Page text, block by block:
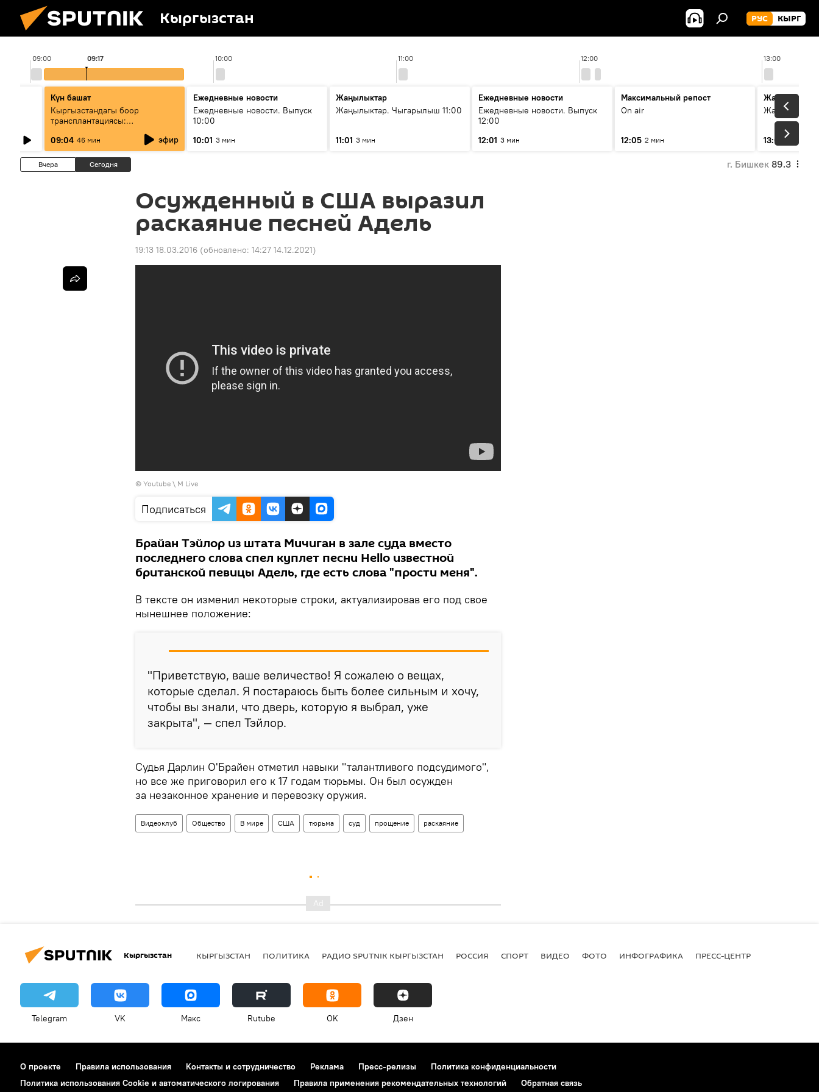
Кыргызстан РУС КЫРГ
09:00 10:00 11:00 12:00 13:00
09:17
Күн башат
Кыргызстандагы боор
трансплантациясы:
жетишкендиктер жана өнүгүү
келечеги
09:04 46 мин эфир
Ежедневные новости
Ежедневные новости. Выпуск
10:00
10:01 3 мин
Жаңылыктар
Жаңылыктар. Чыгарылыш 11:00
11:01 3 мин
Ежедневные новости
Ежедневные новости. Выпуск
12:00
12:01 3 мин
Максимальный репост
On air
12:05 2 мин
Жаңылыктар
13:01 3 мин
Вчера Сегодня г. Бишкек 89.3
Осужденный в США выразил
раскаяние песней Адель
19:13 18.03.2016 (обновлено: 14:27 14.12.2021)
© Youtube \ M Live
Подписаться
Брайан Тэйлор из штата Мичиган в зале суда вместо
последнего слова спел куплет песни Hello известной
британской певицы Адель, где есть слова "прости меня".
В тексте он изменил некоторые строки, актуализировав его под свое
нынешнее положение:
"Приветствую, ваше величество! Я сожалею о вещах,
которые сделал. Я постараюсь быть более сильным и хочу,
чтобы вы знали, что дверь, которую я выбрал, уже
закрыта", — спел Тэйлор.
Судья Дарлин О'Брайен отметил навыки "талантливого подсудимого",
но все же приговорил его к 17 годам тюрьмы. Он был осужден
за незаконное хранение и перевозку оружия.
Видеоклуб Общество В мире США тюрьма суд прощение раскаяние
Кыргызстан КЫРГЫЗСТАН ПОЛИТИКА РАДИО SPUTNIK КЫРГЫЗСТАН РОССИЯ СПОРТ ВИДЕО ФОТО ИНФОГРАФИКА ПРЕСС-ЦЕНТР
Telegram VK Макс Rutube OK Дзен
О проекте Правила использования Контакты и сотрудничество Реклама Пресс-релизы
Политика конфиденциальности
Политика использования Cookie и автоматического логирования
Правила применения рекомендательных технологий Обратная связь